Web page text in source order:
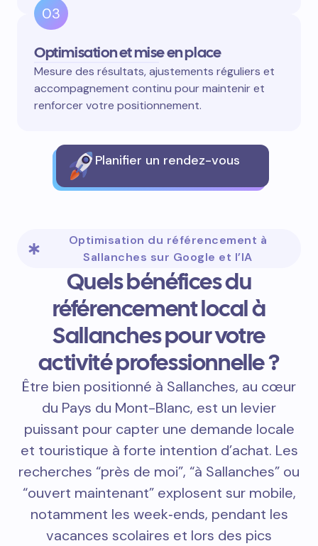
03
Optimisation et mise en place
Mesure des résultats, ajustements réguliers et
accompagnement continu pour maintenir et
renforcer votre positionnement.
Planifier un rendez-vous
Optimisation du référencement à
Sallanches sur Google et l’IA
Quels bénéfices du
référencement local à
Sallanches pour votre
activité professionnelle ?
Être bien positionné à Sallanches, au cœur
du Pays du Mont-Blanc, est un levier
puissant pour capter une demande locale
et touristique à forte intention d’achat. Les
recherches “près de moi”, “à Sallanches” ou
“ouvert maintenant” explosent sur mobile,
notamment les week‑ends, pendant les
vacances scolaires et lors des pics